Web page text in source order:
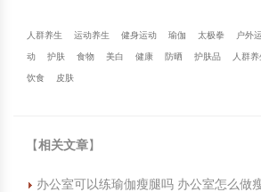
人群养生 运动养生 健身运动 瑜伽 太极拳 户外
动 护肤 食物 美白 健康 防晒 护肤品 人群养
饮食 皮肤
【相关文章】
办公室可以练瑜伽瘦腿吗 办公室怎么做